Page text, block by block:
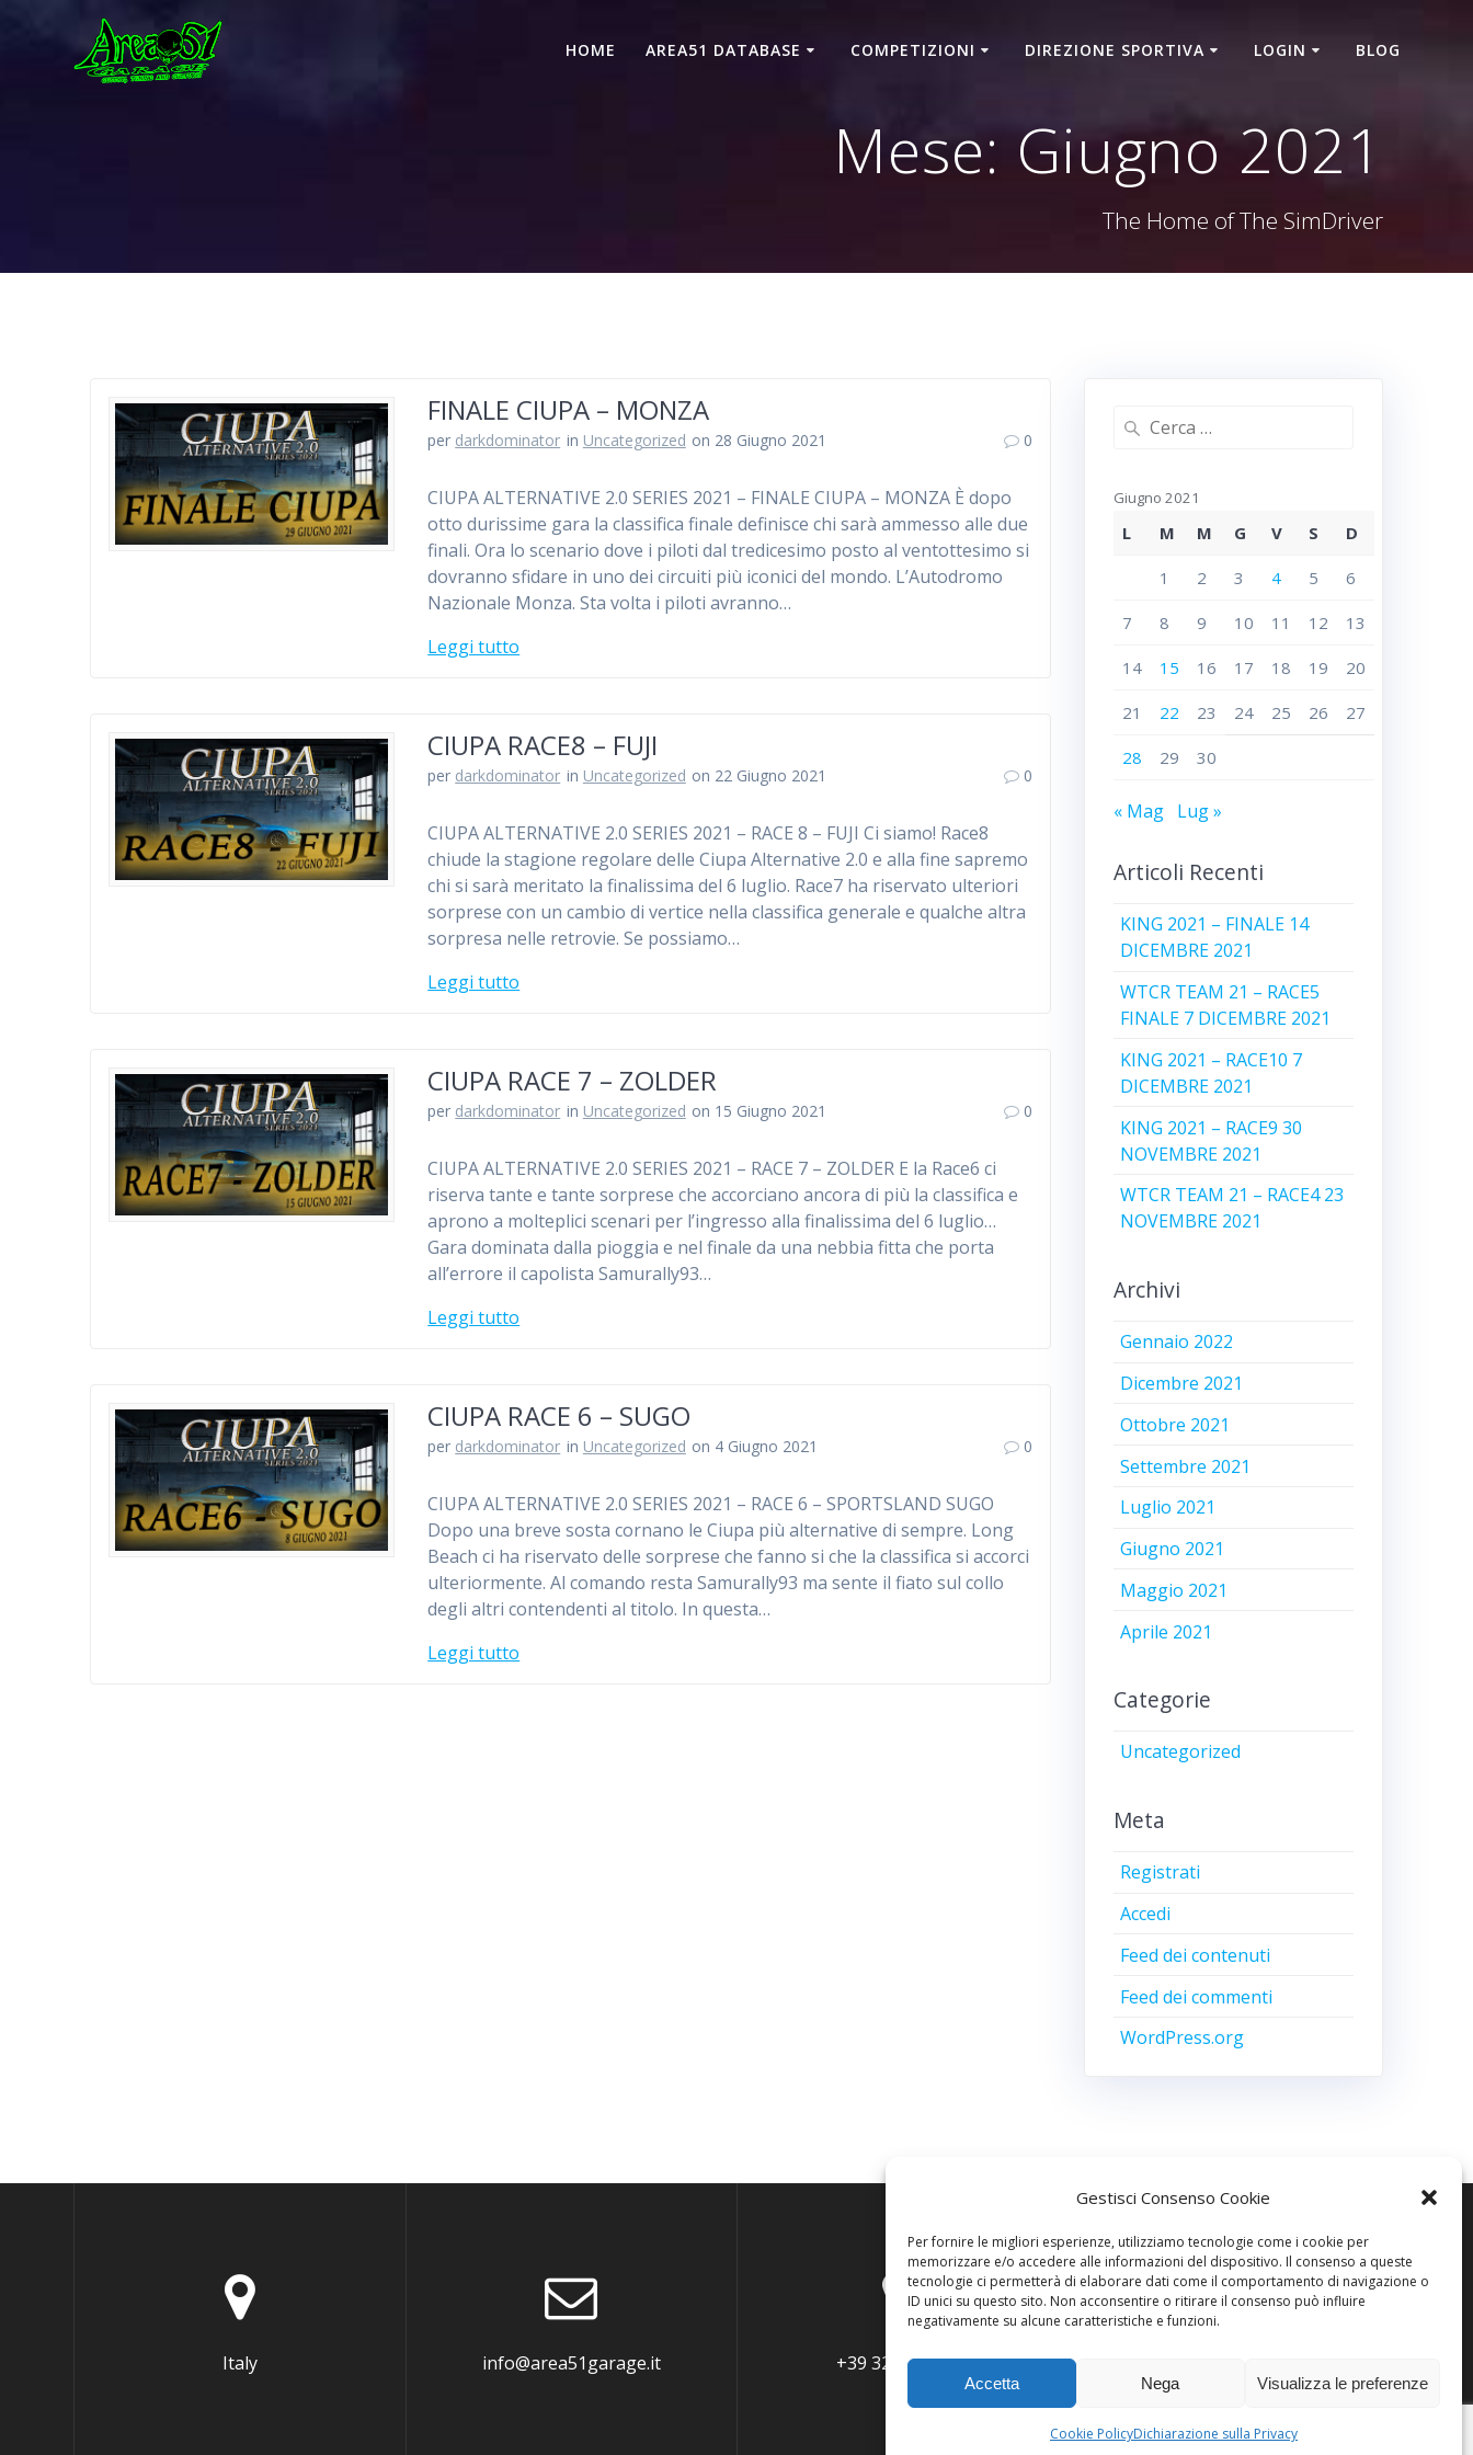
Gestisci Consenso Cookie
Per fornire le migliori esperienze, utilizziamo tecnologie come i cookie per
memorizzare e/o accedere alle informazioni del dispositivo. Il consenso a queste
tecnologie ci permetterà di elaborare dati come il comportamento di navigazione o
ID unici su questo sito. Non acconsentire o ritirare il consenso può influire
negativamente su alcune caratteristiche e funzioni.
Accetta Nega Visualizza le preferenze
Cookie PolicyDichiarazione sulla Privacy
HOME AREA51 DATABASE COMPETIZIONI DIREZIONE SPORTIVA LOGIN BLOG
Mese:Giugno 2021
The Home of The SimDriver
FINALE CIUPA – MONZA
per darkdominator in Uncategorized on 28 Giugno 2021 0
CIUPA ALTERNATIVE 2.0 SERIES 2021 – FINALE CIUPA – MONZA È dopo
otto durissime gara la classifica finale definisce chi sarà ammesso alle due
finali. Ora lo scenario dove i piloti dal tredicesimo posto al ventottesimo si
dovranno sfidare in uno dei circuiti più iconici del mondo. L’Autodromo
Nazionale Monza. Sta volta i piloti avranno…
Leggi tutto
CIUPA RACE8 – FUJI
per darkdominator in Uncategorized on 22 Giugno 2021 0
CIUPA ALTERNATIVE 2.0 SERIES 2021 – RACE 8 – FUJI Ci siamo! Race8
chiude la stagione regolare delle Ciupa Alternative 2.0 e alla fine sapremo
chi si sarà meritato la finalissima del 6 luglio. Race7 ha riservato ulteriori
sorprese con un cambio di vertice nella classifica generale e qualche altra
sorpresa nelle retrovie. Se possiamo…
Leggi tutto
CIUPA RACE 7 – ZOLDER
per darkdominator in Uncategorized on 15 Giugno 2021 0
CIUPA ALTERNATIVE 2.0 SERIES 2021 – RACE 7 – ZOLDER E la Race6 ci
riserva tante e tante sorprese che accorciano ancora di più la classifica e
aprono a molteplici scenari per l’ingresso alla finalissima del 6 luglio…
Gara dominata dalla pioggia e nel finale da una nebbia fitta che porta
all’errore il capolista Samurally93…
Leggi tutto
CIUPA RACE 6 – SUGO
per darkdominator in Uncategorized on 4 Giugno 2021 0
CIUPA ALTERNATIVE 2.0 SERIES 2021 – RACE 6 – SPORTSLAND SUGO
Dopo una breve sosta cornano le Ciupa più alternative di sempre. Long
Beach ci ha riservato delle sorprese che fanno si che la classifica si accorci
ulteriormente. Al comando resta Samurally93 ma sente il fiato sul collo
degli altri contendenti al titolo. In questa…
Leggi tutto
Giugno 2021
L M M G V S D
1 2 3 4 5 6
7 8 9 10 11 12 13
14 15 16 17 18 19 20
21 22 23 24 25 26 27
28 29 30
« Mag Lug »
Articoli Recenti
KING 2021 – FINALE 14
DICEMBRE 2021
WTCR TEAM 21 – RACE5
FINALE 7 DICEMBRE 2021
KING 2021 – RACE10 7
DICEMBRE 2021
KING 2021 – RACE9 30
NOVEMBRE 2021
WTCR TEAM 21 – RACE4 23
NOVEMBRE 2021
Archivi
Gennaio 2022
Dicembre 2021
Ottobre 2021
Settembre 2021
Luglio 2021
Giugno 2021
Maggio 2021
Aprile 2021
Categorie
Uncategorized
Meta
Registrati
Accedi
Feed dei contenuti
Feed dei commenti
WordPress.org
Italy info@area51garage.it +39 3290063586
© 2026 AREA51 GARAGE. create
Highlight Theme